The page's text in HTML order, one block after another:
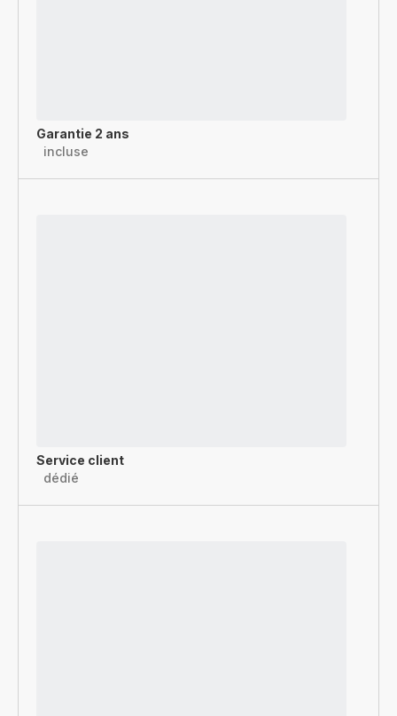
Garantie 2 ans
incluse
Service client
dédié